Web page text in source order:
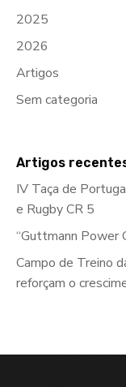
2025
2026
Artigos
Sem categoria
Artigos
IV Taça de
e Rugby CR 5
“Guttmann Power
Campo de Treino
reforçam o